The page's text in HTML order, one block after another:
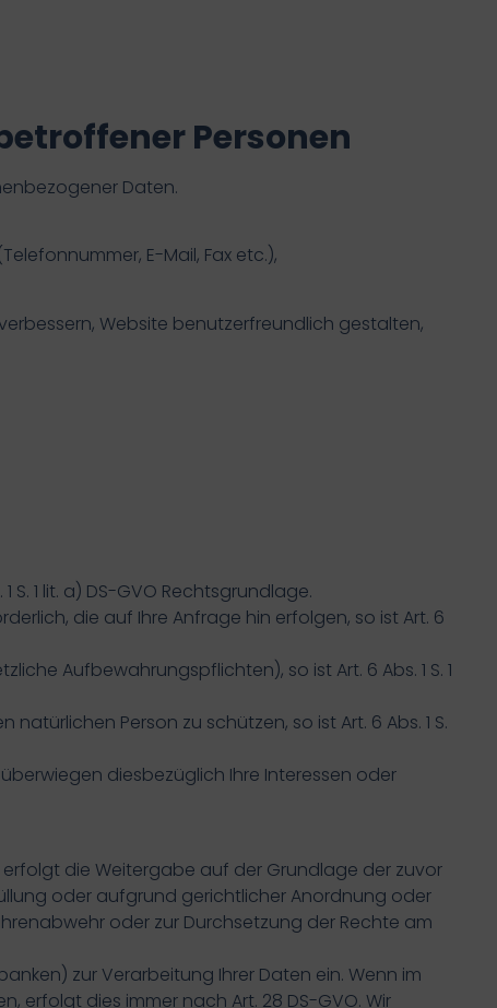
Personen
Daten.
E-Mail, Fax etc.),
Website benutzerfreundlich gestalten,
1 lit. a) DS-GVO Rechtsgrundlage.
die auf Ihre Anfrage hin erfolgen, so ist Art. 6
Aufbewahrungspflichten), so ist Art. 6 Abs. 1 S. 1
Person zu schützen, so ist Art. 6 Abs. 1 S.
diesbezüglich Ihre Interessen oder
erfolgt die Weitergabe auf der Grundlage der zuvor
oder aufgrund gerichtlicher Anordnung oder
oder zur Durchsetzung der Rechte am
zur Verarbeitung Ihrer Daten ein. Wenn im
dies immer nach Art. 28 DS-GVO. Wir